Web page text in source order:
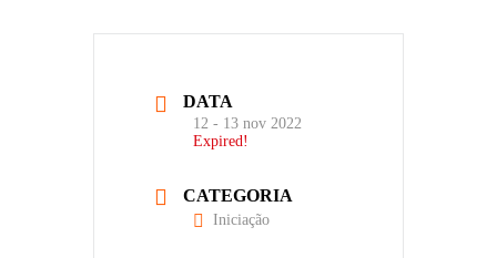
DATA
12 - 13 nov 2022
Expired!
CATEGORIA
Iniciação